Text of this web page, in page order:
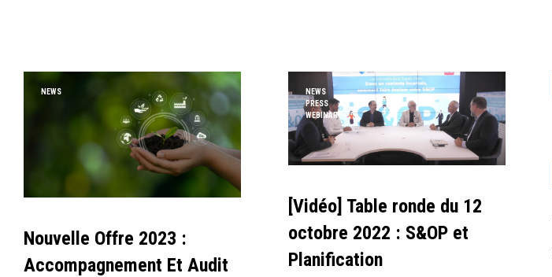
NEWS
Nouvelle Offre 2023 :
Accompagnement Et Audit
NEWS
PRESS
WEBINAR
[Vidéo] Table ronde du 12
octobre 2022 : S&OP et
Planification